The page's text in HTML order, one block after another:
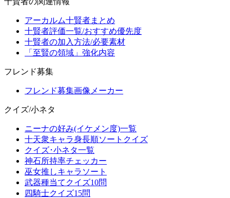
アーカルム十賢者まとめ
十賢者評価一覧/おすすめ優先度
十賢者の加入方法/必要素材
「至賢の領域」強化内容
フレンド募集
フレンド募集画像メーカー
クイズ/小ネタ
ニーナの好み(イケメン度)一覧
十天衆キャラ身長順ソートクイズ
クイズ･小ネタ一覧
神石所持率チェッカー
巫女推しキャラソート
武器種当てクイズ10問
四騎士クイズ15問